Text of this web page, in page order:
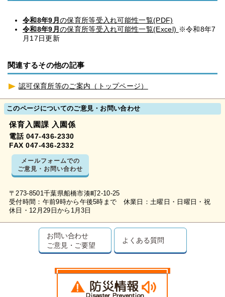
令和8年9月 の保育所等受入れ可能性一覧(PDF)
令和8年9月 の保育所等受入れ可能性一覧(Excel) ※令和8年7
月17日更新
関連するその他の記事
認可保育所等のご案内（トップページ）
このページについてのご意見・お問い合わせ
保育入園課 入園係
電話 047-436-2330
FAX 047-436-2332
メールフォームでの
ご意見・お問い合わせ
〒273-8501千葉県船橋市湊町2-10-25
受付時間：午前9時から午後5時まで 休業日：土曜日・日曜日・祝
休日・12月29日から1月3日
お問い合わせ
ご意見・ご要望
よくある質問